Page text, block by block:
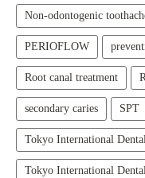
Non-odontogenic
PERIOFLOW
Root canal treatment
secondary caries SPT
Tokyo International
Tokyo International